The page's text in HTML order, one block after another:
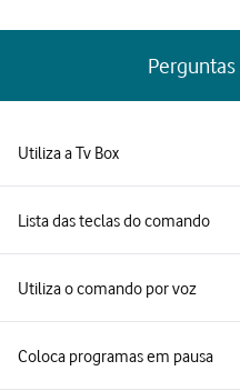
Utiliza a Tv Box
Lista das teclas do comando
Utiliza o comando por voz
Coloca programas em pausa